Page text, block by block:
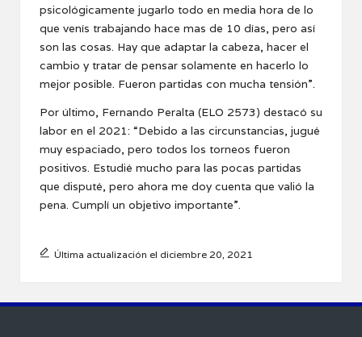
psicológicamente jugarlo todo en media hora de lo
que venís trabajando hace mas de 10 días, pero así
son las cosas. Hay que adaptar la cabeza, hacer el
cambio y tratar de pensar solamente en hacerlo lo
mejor posible. Fueron partidas con mucha tensión”.
Por último, Fernando Peralta (ELO 2573) destacó su
labor en el 2021: “Debido a las circunstancias, jugué
muy espaciado, pero todos los torneos fueron
positivos. Estudié mucho para las pocas partidas
que disputé, pero ahora me doy cuenta que valió la
pena. Cumplí un objetivo importante”.
Última actualización el diciembre 20, 2021